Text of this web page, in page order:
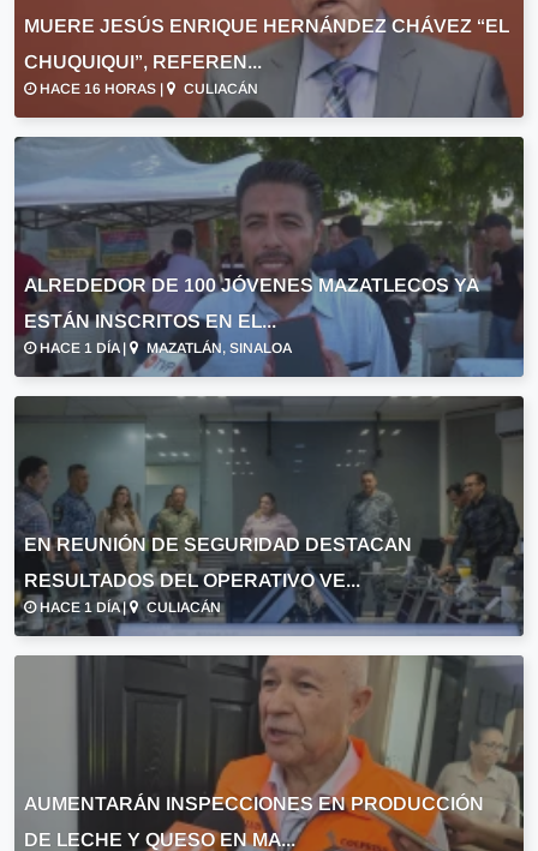
MUERE JESÚS ENRIQUE HERNÁNDEZ CHÁVEZ “EL
CHUQUIQUI”, REFEREN...
HACE 16 HORAS | CULIACÁN
ALREDEDOR DE 100 JÓVENES MAZATLECOS YA
ESTÁN INSCRITOS EN EL...
HACE 1 DÍA | MAZATLÁN, SINALOA
EN REUNIÓN DE SEGURIDAD DESTACAN
RESULTADOS DEL OPERATIVO VE...
HACE 1 DÍA | CULIACÁN
AUMENTARÁN INSPECCIONES EN PRODUCCIÓN
DE LECHE Y QUESO EN MA...